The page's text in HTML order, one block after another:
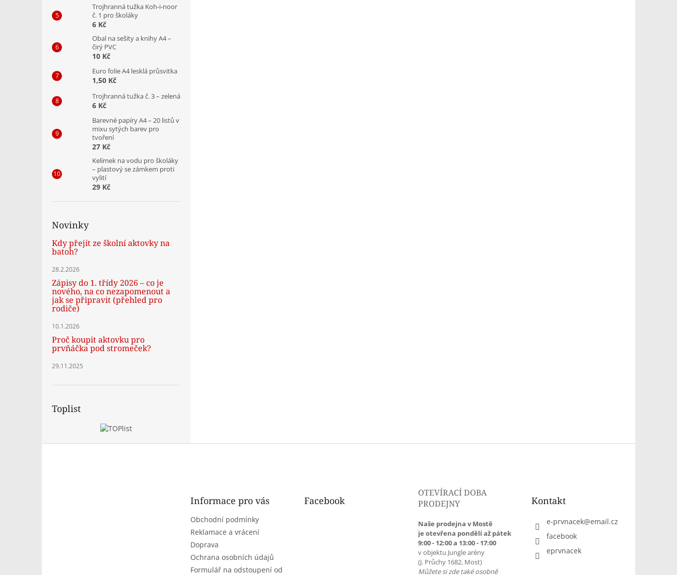
Trojhranná tužka Koh-i-noor
č. 1 pro školáky
6 Kč
Obal na sešity a knihy A4 –
čirý PVC
10 Kč
Euro folie A4 lesklá průsvitka
1,50 Kč
Trojhranná tužka č. 3 – zelená
6 Kč
Barevné papíry A4 – 20 listů v
mixu sytých barev pro
tvoření
27 Kč
Kelímek na vodu pro školáky
– plastový se zámkem proti
vylití
29 Kč
Novinky
Kdy přejít ze školní aktovky na
batoh?
28.2.2026
Zápisy do 1. třídy 2026 – co je
nového, na co nezapomenout a
jak se připravit (přehled pro
rodiče)
10.1.2026
Proč koupit aktovku pro
prvňáčka pod stromeček?
29.11.2025
Toplist
Informace pro vás
Obchodní podmínky
Reklamace a vrácení
Doprava
Ochrana osobních údajů
Formulář na odstoupení od
Facebook
OTEVÍRACÍ DOBA
PRODEJNY
Naše prodejna v Mostě
je otevřena pondělí až pátek
9:00 - 12:00 a 13:00 - 17:00
v objektu Jungle arény
(J. Průchy 1682, Most)
Můžete si zde také osobně
Kontakt
e-prvnacek@email.cz
facebook
eprvnacek